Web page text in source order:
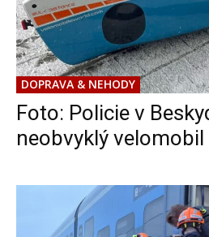
DOPRAVA & NEHODY
Foto: Policie v
neobvyklý velomobil